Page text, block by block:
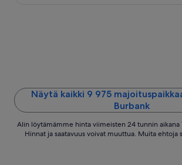
Näytä kaikki 9 975
Burbank
Alin löytämämme hinta viimeisten 24 tunnin aikana
Hinnat ja saatavuus voivat muuttua. Muita ehtoja